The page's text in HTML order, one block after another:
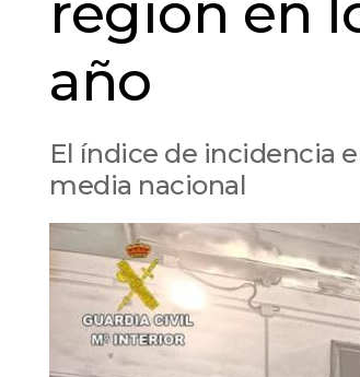
región en
año
El índice de incidencia
media nacional